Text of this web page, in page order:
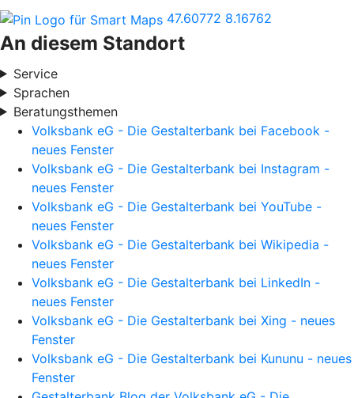
47.60772 8.16762
An diesem Standort
Service
Sprachen
Beratungsthemen
Volksbank eG - Die Gestalterbank bei Facebook -
neues Fenster
Volksbank eG - Die Gestalterbank bei Instagram -
neues Fenster
Volksbank eG - Die Gestalterbank bei YouTube -
neues Fenster
Volksbank eG - Die Gestalterbank bei Wikipedia -
neues Fenster
Volksbank eG - Die Gestalterbank bei LinkedIn -
neues Fenster
Volksbank eG - Die Gestalterbank bei Xing - neues
Fenster
Volksbank eG - Die Gestalterbank bei Kununu - neues
Fenster